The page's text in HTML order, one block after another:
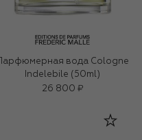
Парфюмерная вода Cologne
Indelebile (50ml)
26 800 ₽